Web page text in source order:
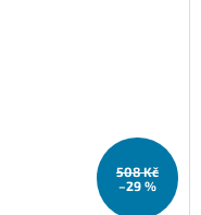
508 Kč
–29 %